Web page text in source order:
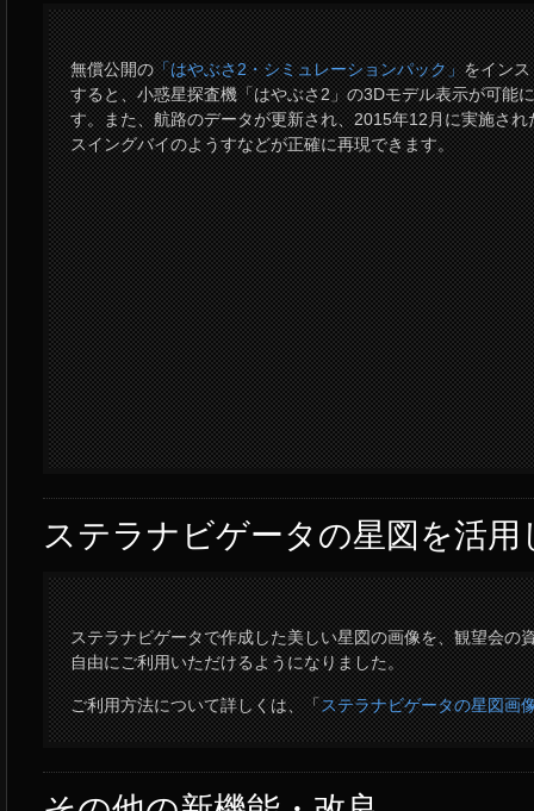
無償公開の「はやぶさ2・シミュレーションパック」をイン
すると、小惑星探査機「はやぶさ2」の3Dモデル表示が可能
す。また、航路のデータが更新され、2015年12月に実施され
スイングバイのようすなどが正確に再現できます。
ステラナビゲータの星図を活用
ステラナビゲータで作成した美しい星図の画像を、観望会
自由にご利用いただけるようになりました。
ご利用方法について詳しくは、「ステラナビゲータの星図画